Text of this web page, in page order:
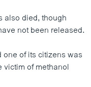
also died, though
not been released.
one of its citizens was
of methanol